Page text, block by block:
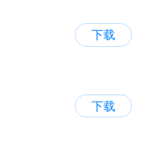
下载
下载